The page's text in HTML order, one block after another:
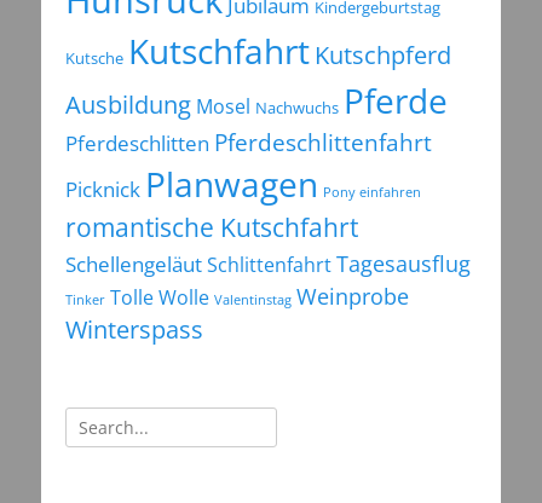
Kindergeburtstag
Kutsche Kutschfahrt Kutschpferd
Ausbildung Mosel Nachwuchs Pferde
Pferdeschlitten Pferdeschlittenfahrt
Picknick Planwagen Pony einfahren
romantische Kutschfahrt
SchellengeläutSchlittenfahrtTagesausflug
Tinker Tolle Wolle Valentinstag Weinprobe
Winterspass
Suchen
nach: